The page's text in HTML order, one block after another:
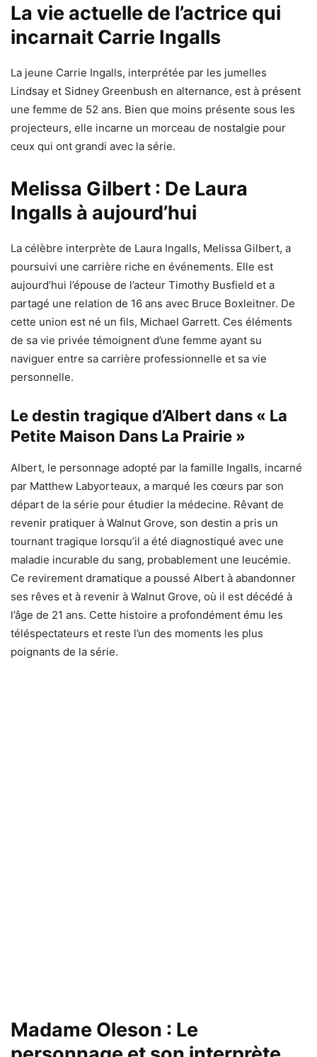
La vie actuelle de l’actrice qui
incarnait Carrie Ingalls
La jeune Carrie Ingalls, interprétée par les jumelles
Lindsay et Sidney Greenbush en alternance, est à présent
une femme de 52 ans. Bien que moins présente sous les
projecteurs, elle incarne un morceau de nostalgie pour
ceux qui ont grandi avec la série.
Melissa Gilbert : De Laura
Ingalls à aujourd’hui
La célèbre interprète de Laura Ingalls, Melissa Gilbert, a
poursuivi une carrière riche en événements. Elle est
aujourd’hui l’épouse de l’acteur Timothy Busfield et a
partagé une relation de 16 ans avec Bruce Boxleitner. De
cette union est né un fils, Michael Garrett. Ces éléments
de sa vie privée témoignent d’une femme ayant su
naviguer entre sa carrière professionnelle et sa vie
personnelle.
Le destin tragique d’Albert dans « La
Petite Maison Dans La Prairie »
Albert, le personnage adopté par la famille Ingalls, incarné
par Matthew Labyorteaux, a marqué les cœurs par son
départ de la série pour étudier la médecine. Rêvant de
revenir pratiquer à Walnut Grove, son destin a pris un
tournant tragique lorsqu’il a été diagnostiqué avec une
maladie incurable du sang, probablement une leucémie.
Ce revirement dramatique a poussé Albert à abandonner
ses rêves et à revenir à Walnut Grove, où il est décédé à
l’âge de 21 ans. Cette histoire a profondément ému les
téléspectateurs et reste l’un des moments les plus
poignants de la série.
Madame Oleson : Le